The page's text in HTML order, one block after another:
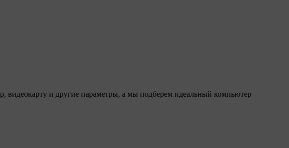
видеокарту и другие параметры, а мы подберем идеальный компьютер